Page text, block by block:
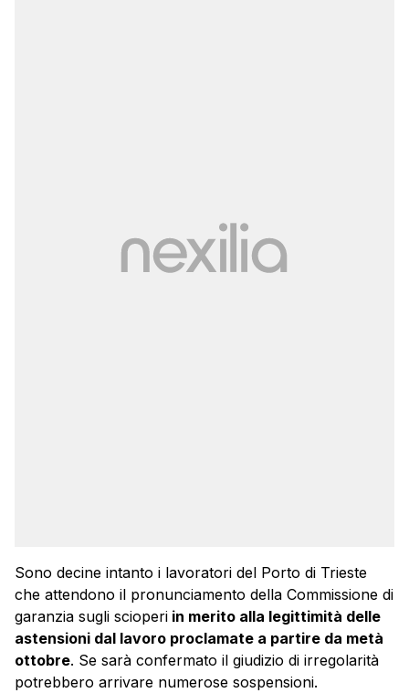
Sono decine intanto i lavoratori del Porto di Trieste
che attendono il pronunciamento della Commissione di
garanzia sugli scioperi in merito alla legittimità delle
astensioni dal lavoro proclamate a partire da metà
ottobre. Se sarà confermato il giudizio di irregolarità
potrebbero arrivare numerose sospensioni.